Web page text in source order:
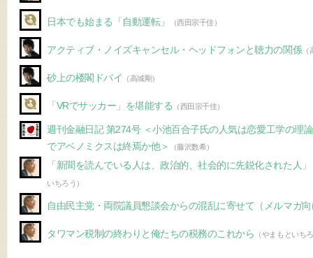
日本でも始まる「自動運転」 （西田宗千佳）
アクティブ・ノイズキャンセル・ヘッドフォンと聴力の関係（
砂上の楼閣ドバイ （高城剛）
「VRでサッカー」を堪能する （西田宗千佳）
週刊金融日記 第274号 ＜小池百合子氏の人気は恋愛工学の理
でアベノミクスは終焉か他＞
（藤沢数希）
「新聞を読んでいる人は、政治的、社会的に先鋭化された人
いちろう）
自由民主党・両院議員懇談会からの混乱に寄せて（メルマガ
タワマン税制の終わりと俺たちの税務のこれから （やまもといち